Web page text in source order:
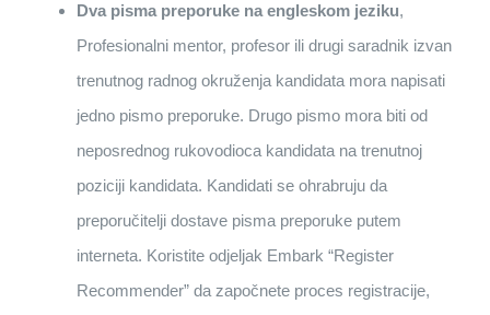
Dva pisma preporuke na engleskom jeziku,
Profesionalni mentor, profesor ili drugi saradnik izvan
trenutnog radnog okruženja kandidata mora napisati
jedno pismo preporuke. Drugo pismo mora biti od
neposrednog rukovodioca kandidata na trenutnoj
poziciji kandidata. Kandidati se ohrabruju da
preporučitelji dostave pisma preporuke putem
interneta. Koristite odjeljak Embark “Register
Recommender” da započnete proces registracije,